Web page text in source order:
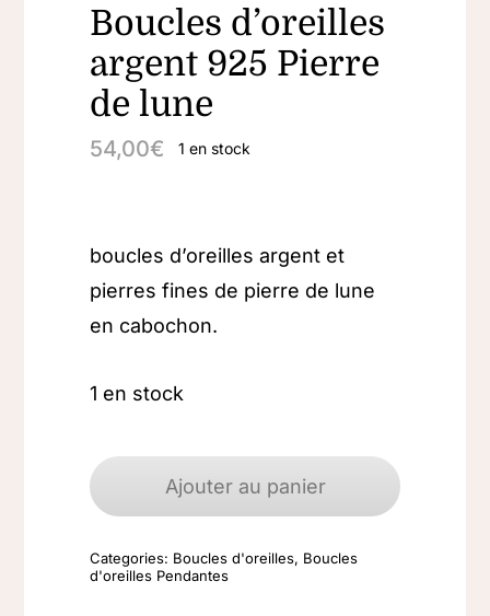
Boucles d’oreilles
argent 925 Pierre
de lune
54,00€ 1 en stock
boucles d’oreilles argent et
pierres fines de pierre de lune
en cabochon.
1 en stock
de
argent
Ajouter au panier
Categories: Boucles d'oreilles, Boucles
d'oreilles Pendantes